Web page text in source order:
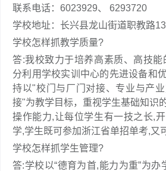
联系电话：6023929、 6293720
学校地址：长兴县龙山街道职教路
学校怎样抓教学质量?
答:我校致力于培养高素质、高技
分利用学校实训中心的先进设备和
持以"校门与厂门对接、专业与产
接"为教学目标，重视学生基础知识
操作能力,让每位学生有一技之长,
学,学生既可参加浙江省单招单考,又
学校怎样抓学生管理?
答:学校以“德育为首,能力为重”为办